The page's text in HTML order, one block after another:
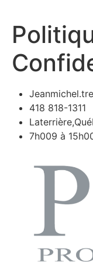
418 818-1311
7h009 à